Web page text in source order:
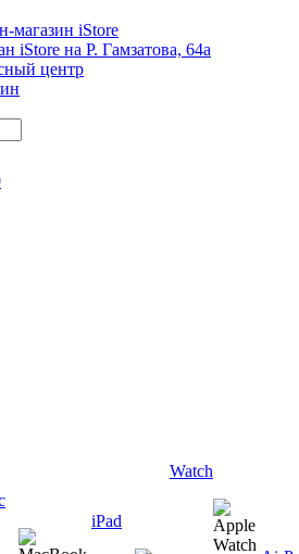
магазин iStore
iStore на Р. Гамзатова, 64а
центр
iPad
Watch